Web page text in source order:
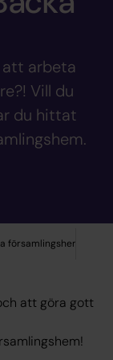
församlingshem
arbeta
Vill du
du hittat
att göra gott